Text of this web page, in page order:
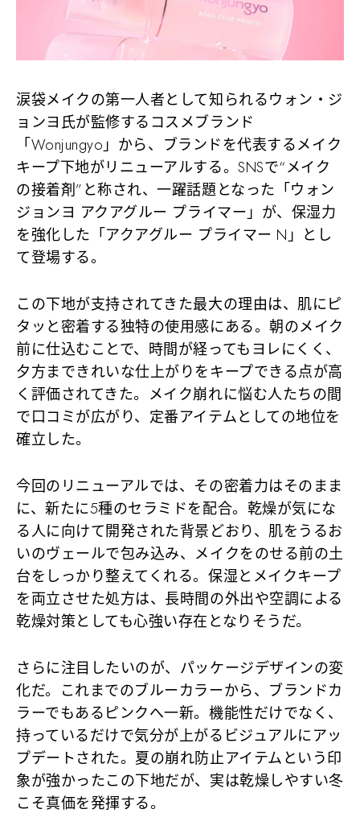
涙袋メイクの第一人者として知られるウォン・ジ
ョンヨ氏が監修するコスメブランド
「Wonjungyo」から、ブランドを代表するメイク
キープ下地がリニューアルする。SNSで“メイク
の接着剤”と称され、一躍話題となった「ウォン
ジョンヨ アクアグルー プライマー」が、保湿力
を強化した「アクアグルー プライマー N」とし
て登場する。
この下地が支持されてきた最大の理由は、肌にピ
タッと密着する独特の使用感にある。朝のメイク
前に仕込むことで、時間が経ってもヨレにくく、
夕方まできれいな仕上がりをキープできる点が高
く評価されてきた。メイク崩れに悩む人たちの間
で口コミが広がり、定番アイテムとしての地位を
確立した。
今回のリニューアルでは、その密着力はそのまま
に、新たに5種のセラミドを配合。乾燥が気にな
る人に向けて開発された背景どおり、肌をうるお
いのヴェールで包み込み、メイクをのせる前の土
台をしっかり整えてくれる。保湿とメイクキープ
を両立させた処方は、長時間の外出や空調による
乾燥対策としても心強い存在となりそうだ。
さらに注目したいのが、パッケージデザインの変
化だ。これまでのブルーカラーから、ブランドカ
ラーでもあるピンクへ一新。機能性だけでなく、
持っているだけで気分が上がるビジュアルにアッ
プデートされた。夏の崩れ防止アイテムという印
象が強かったこの下地だが、実は乾燥しやすい冬
こそ真価を発揮する。